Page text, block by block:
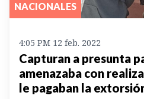
NACIONALES
4:05 PM 12 feb. 2022
Capturan a presunta
amenazaba con
le pagaban la